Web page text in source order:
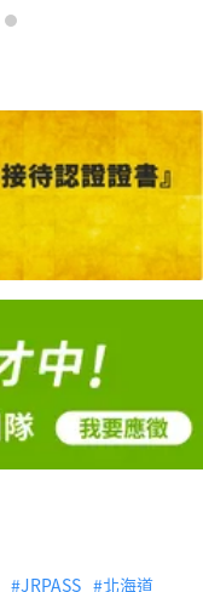
JRPASS 北海道